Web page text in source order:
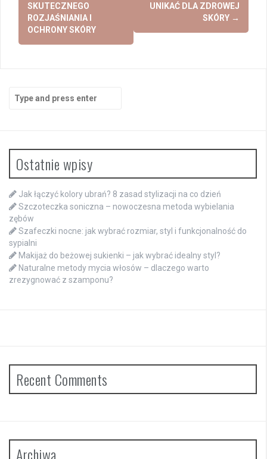
SKUTECZNEGO
ROZJAŚNIANIA I
OCHRONY SKÓRY
UNIKAĆ DLA ZDROWEJ
SKÓRY →
for:
Ostatnie wpisy
Jak łączyć kolory ubrań? 8 zasad stylizacji na co dzień
Szczoteczka soniczna – nowoczesna metoda wybielania
zębów
Szafeczki nocne: jak wybrać rozmiar, styl i funkcjonalność do
sypialni
Makijaż do beżowej sukienki – jak wybrać idealny styl?
Naturalne metody mycia włosów – dlaczego warto
zrezygnować z szamponu?
Recent Comments
Archiwa